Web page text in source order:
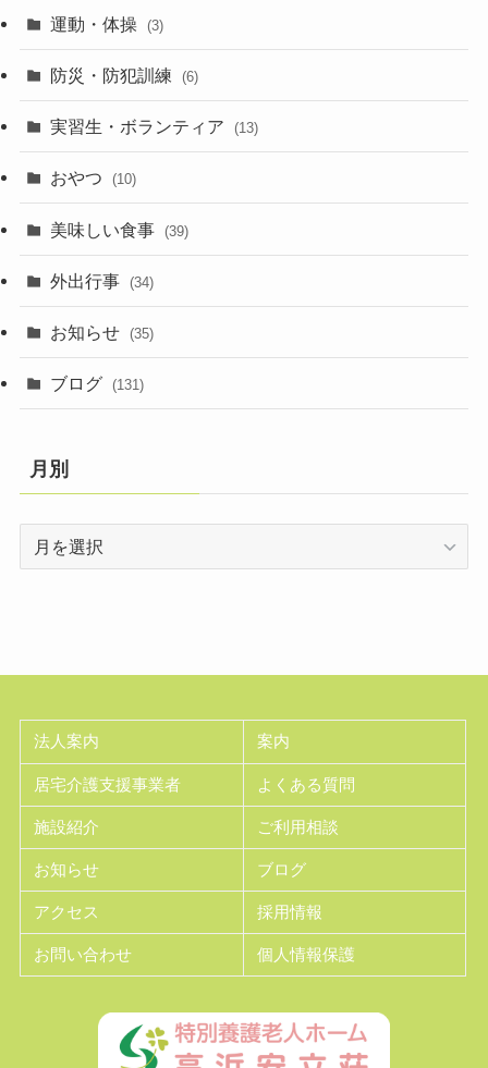
運動・体操 (3)
防災・防犯訓練 (6)
実習生・ボランティア (13)
おやつ (10)
美味しい食事 (39)
外出行事 (34)
お知らせ (35)
ブログ (131)
月別
法人案内 案内
居宅介護支援事業者 よくある質問
施設紹介 ご利用相談
お知らせ ブログ
アクセス 採用情報
お問い合わせ 個人情報保護